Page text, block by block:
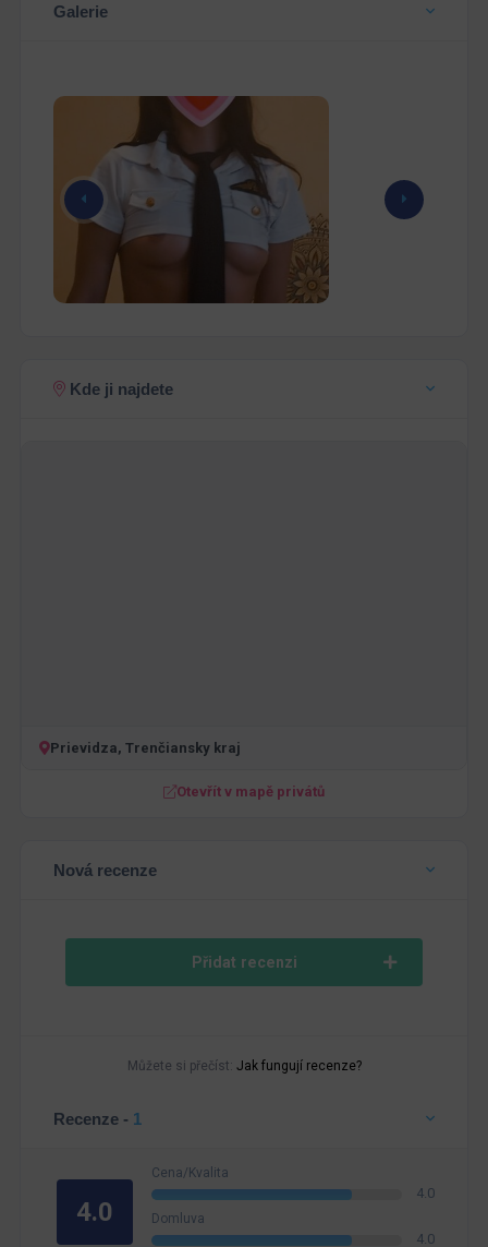
Galerie
Kde ji najdete
Prievidza, Trenčiansky kraj
Otevřít v mapě privátů
Nová recenze
Přidat recenzi
Můžete si přečíst: Jak fungují recenze?
Recenze - 1
4.0
Cena/Kvalita
4.0
Domluva
4.0